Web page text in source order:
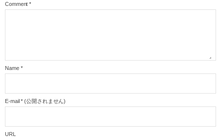
Comment *
Name *
E-mail * (公開されません)
URL